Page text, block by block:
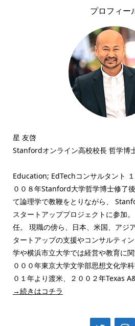
プロフィー
星 友啓
Stanfordオンライン高校校長 哲学博
Education; EdTechコンサルタント
００８年Stanford大学哲学博士修了
て論理学で教鞭をとりながら、
スタートアッププロジェクトに参加
任。 現職の傍ら、日本、米国、アジ
タートアップの支援やコンサルティ
学や横浜市立大学では経営や教育に
０００年東京大学文学部思想文化学
０１年より渡米、２００２年Texas
→続きはコチラ